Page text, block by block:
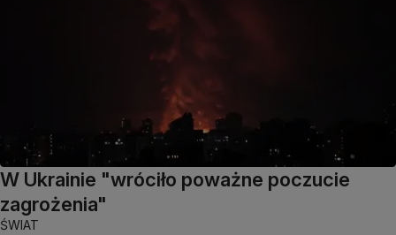
W Ukrainie "wróciło poważne poczucie
zagrożenia"
ŚWIAT